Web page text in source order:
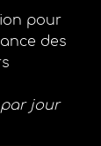
pour
des
par jour